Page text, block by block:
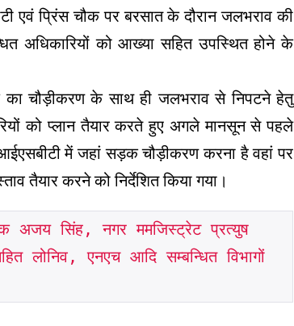
एवं प्रिंस चौक पर बरसात के दौरान जलभराव की
अधिकारियों को आख्या सहित उपस्थित होने के
का चौड़ीकरण के साथ ही जलभराव से निपटने हेतु
को प्लान तैयार करते हुए अगले मानसून से पहले
में जहां सड़क चौड़ीकरण करना है वहां पर
तैयार करने को निर्देशित किया गया।
अजय सिंह, नगर ममजिस्ट्रेट प्रत्युष
लोनिव, एनएच आदि सम्बन्धित विभागों